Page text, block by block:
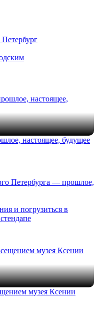
настоящее, будущее
и погрузиться в
музея Ксении